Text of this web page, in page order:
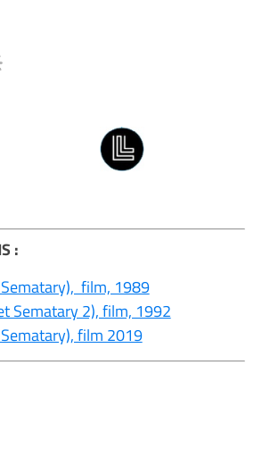
:
film, 1989
Sematary 2), film, 1992
film 2019